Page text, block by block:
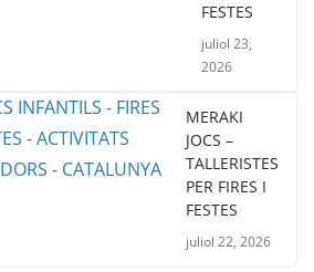
FESTES
juliol 23,
2026
MERAKI
JOCS –
TALLERISTES
PER FIRES I
FESTES
juliol 22, 2026